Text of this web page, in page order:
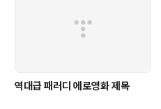
역대급 패러디 에로영화 제목